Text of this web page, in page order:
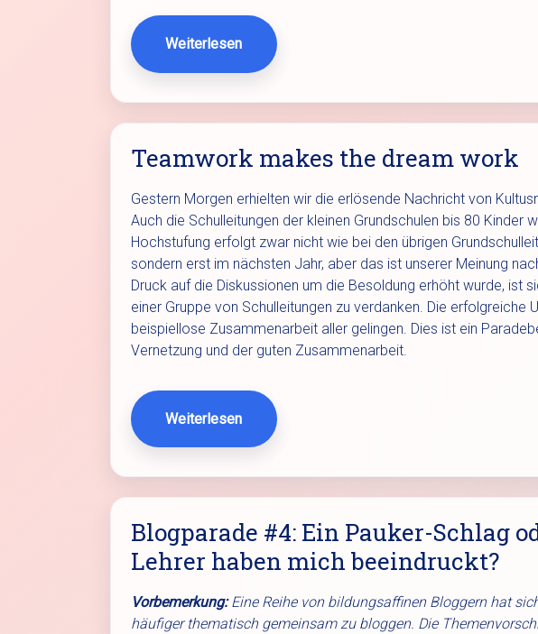
Weiterlesen
Teamwork makes the dream work
Gestern Morgen erhielten wir die erlösende Nachricht von
Auch die Schulleitungen der kleinen Grundschulen bis 80 Kinder
Hochstufung erfolgt zwar nicht wie bei den übrigen
sondern erst im nächsten Jahr, aber das ist unserer Meinung
Druck auf die Diskussionen um die Besoldung erhöht wurde, ist
einer Gruppe von Schulleitungen zu verdanken. Die erfolgreiche
beispiellose Zusammenarbeit aller gelingen. Dies ist ein
Vernetzung und der guten Zusammenarbeit.
Weiterlesen
Blogparade #4: Ein Pauker-Schlag
Lehrer haben mich beeindruckt?
Vorbemerkung:Eine Reihe von bildungsaffinen Bloggern hat
häufiger thematisch gemeinsam zu bloggen. Die